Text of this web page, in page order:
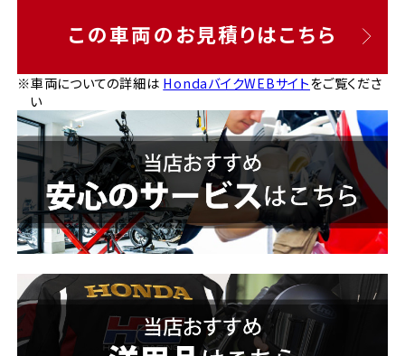
この車両のお見積りはこちら
※車両についての詳細は HondaバイクWEBサイトをご覧くださ
い
ホンダドリーム 横浜緑
千葉県
ホンダドリーム 船橋
ホンダドリーム 松戸
ホンダドリーム 蘇我
ホンダドリーム 神戸灘
ホンダドリーム 尼崎
ホンダドリーム 姫路
ホンダドリーム 西宮甲子園
奈良県
ホンダドリーム 奈良